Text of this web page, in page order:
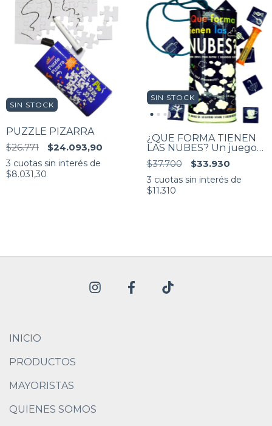
SIN STOCK
PUZZLE PIZARRA
$26.771
$24.093,90
3 cuotas sin interés de
$8.031,30
SIN STOCK
¿QUE FORMA TIENEN
LAS NUBES? Un juego
de observación y
creatividad ☁️ para los
que están en las nubes.
$37.700 $33.930
3 cuotas sin interés de
$11.310
INICIO
PRODUCTOS
MAYORISTAS
QUIENES SOMOS